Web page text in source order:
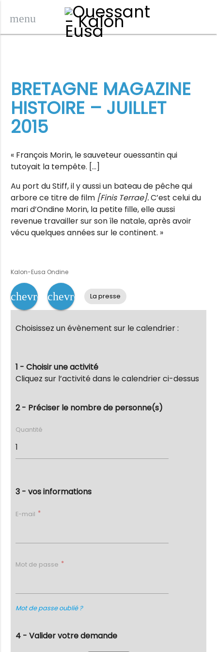
BRETAGNE MAGAZINE
HISTOIRE – JUILLET
2015
« François Morin, le sauveteur ouessantin qui
tutoyait la tempête. […]
Au port du Stiff, il y aussi un bateau de pêche qui
arbore ce titre de film [Finis Terrae].C’est celui du
mari d’Ondine Morin, la petite fille, elle aussi
revenue travailler sur son île natale, après avoir
vécu quelques années sur le continent. »
Kalon-Eusa Ondine
chevron_leftchevron_right
La presse
Choisissez un évènement sur le calendrier :
1 - Choisir une activité
Cliquez sur l’activité dans le calendrier ci-dessus
2 - Préciser le nombre de personne(s)
Quantité
3 - vos informations
E-mail
Mot de passe
Mot de passe oublié ?
4 - Valider votre demande
menu